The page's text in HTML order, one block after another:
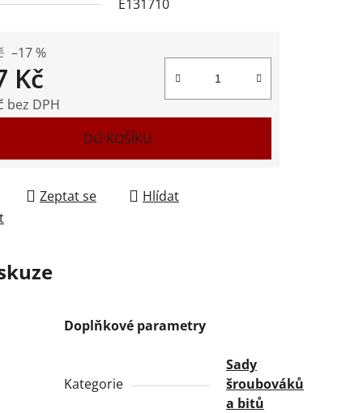
E131710
–17 %
Kč
bez DPH
DO KOŠÍKU
Zeptat se
Hlídat
Doplňkové parametry
Kategorie
Sady
šroubováků
a bitů